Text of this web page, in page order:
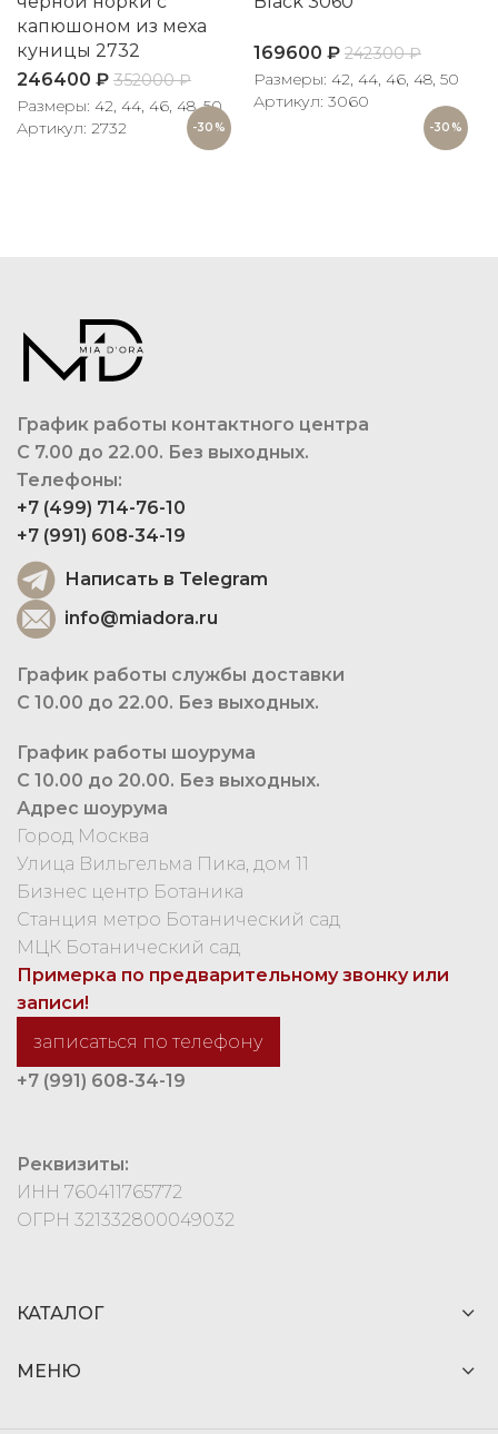
-30%
капюшоном из меха
куницы 2732
246400 ₽ 352000₽
Размеры: 42, 44, 46, 48, 50
Артикул: 2732
-30%
169600 ₽ 242300₽
Размеры: 42, 44, 46, 48, 50
Артикул: 3060
График работы контактного центра
С 7.00 до 22.00. Без выходных.
Телефоны:
+7 (499) 714-76-10
+7 (991) 608-34-19
Написать в Telegram
info@miadora.ru
График работы службы доставки
С 10.00 до 22.00. Без выходных.
График работы шоурума
С 10.00 до 20.00. Без выходных.
Адрес шоурума
Город Москва
Улица Вильгельма Пика, дом 11
Бизнес центр Ботаника
Станция метро Ботанический сад
МЦК Ботанический сад
Примерка по предварительному звонку или
записи!
записаться по телефону
+7 (991) 608-34-19
Реквизиты:
ИНН 760411765772
ОГРН 321332800049032
КАТАЛОГ
МЕНЮ